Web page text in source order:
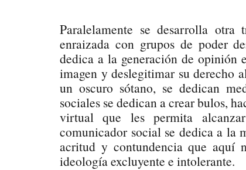
Paralelamente se desarrolla
enraizada con grupos de poder
dedica a la generación de opinión
imagen y deslegitimar su derecho
un oscuro sótano, se dedican
sociales se dedican a crear bulos,
virtual que les permita
comunicador social se dedica a la
acritud y contundencia que aquí
ideología excluyente e intolerante.